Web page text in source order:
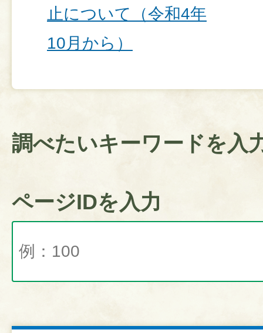
止について（令和4年
10月から）
調べたいキーワードを入
ページIDを入力